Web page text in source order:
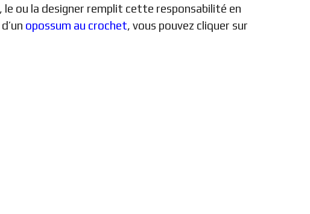
le ou la designer remplit cette responsabilité en
opossum au crochet, vous pouvez cliquer sur